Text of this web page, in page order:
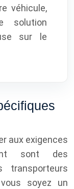
véhicule,
solution
sur le
aux exigences
sont des
transporteurs
soyez un